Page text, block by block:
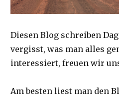
Diesen Blog schreiben
vergisst, was man alles
interessiert, freuen wir
Am besten liest man den